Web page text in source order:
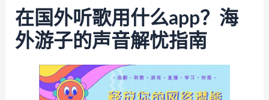
在国外听歌用什么app？海
外游子的声音解忧指南